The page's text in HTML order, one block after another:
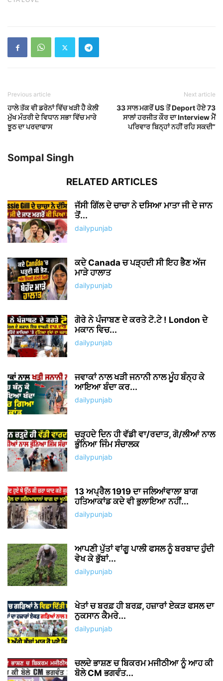
Previous article
ਹਾਲੇ ਤੱਕ ਵੀ ਡਰੇਨਾਂ ਵਿੱਚ ਖੜੀ ਹੈ ਕੇਲੀ
ਮੁੱਖ ਮੰਤਰੀ ਦੇ ਵਿਧਾਨ ਸਭਾ ਵਿੱਚ ਮਾਰੇ
ਝੂਠ ਦਾ ਪਰਦਾਫਾਸ
Next article
33 ਸਾਲ ਮਗਰੋਂ US ਤੋਂ Deport ਹੋਏ 73
ਸਾਲਾਂ ਹਰਜੀਤ ਕੌਰ ਦਾ Interview ਮੈਂ
ਪਰਿਵਾਰ ਬਿਨ੍ਹਾਂ ਨਹੀਂ ਰਹਿ ਸਕਦੀ”
Sompal Singh
RELATED ARTICLES
ਜੱਸੀ ਗਿੱਲ ਦੇ ਚਾਚਾ ਨੇ ਦਸਿਆ ਮਾਤਾ ਜੀ ਦੇ ਜਾਨ
ਤੋਂ...
dailypunjab
ਕਦੇ Canada ਚ ਪੜ੍ਹਦੀ ਸੀ ਇਹ ਭੈਣ ਅੱਜ
ਮਾੜੇ ਹਾਲਾਤ
dailypunjab
ਗੋਰੇ ਨੇ ਪੰਜਾਬਣ ਦੇ ਕਰਤੇ ਟੋ.ਟੇ ! London ਦੇ
ਮਕਾਨ ਵਿਚ...
dailypunjab
ਜਵਾਕਾਂ ਨਾਲ ਖੜੀ ਜਨਾਨੀ ਨਾਲ ਮੂੰਹ ਬੰਨ੍ਹ ਕੇ
ਆਇਆ ਬੰਦਾ ਕਰ...
dailypunjab
ਚੜ੍ਹਦੇ ਦਿਨ ਹੀ ਵੱਡੀ ਵਾ/ਰਦਾਤ, ਗੋ/ਲੀਆਂ ਨਾਲ
ਭੁੰਨਿਆ ਜਿੰਮ ਸੰਚਾਲਕ
dailypunjab
13 ਅਪ੍ਰੈਲ 1919 ਦਾ ਜਲਿਆਂਵਾਲਾ ਬਾਗ
ਹਤਿਆਕਾਂਡ ਕਦੇ ਵੀ ਭੁਲਾਇਆ ਨਹੀਂ...
dailypunjab
ਆਪਣੀ ਪੁੱਤਾਂ ਵਾਂਗੂ ਪਾਲੀ ਫਸਲ ਨੂੰ ਬਰਬਾਦ ਹੁੰਦੀ
ਵੇਖ ਕੇ ਭੁੱਬਾਂ...
dailypunjab
ਖੇਤਾਂ ਚ ਬਰਫ਼ ਹੀ ਬਰਫ਼, ਹਜ਼ਾਰਾਂ ਏਕੜ ਫਸਲ ਦਾ
ਨੁਕਸਾਨ ਕੈਮਰੇ...
dailypunjab
ਚਲਦੇ ਭਾਸ਼ਣ ਚ ਬਿਕਰਮ ਮਜੀਠੀਆ ਨੂੰ ਆਹ ਕੀ
ਬੋਲੇ CM ਭਗਵੰਤ...